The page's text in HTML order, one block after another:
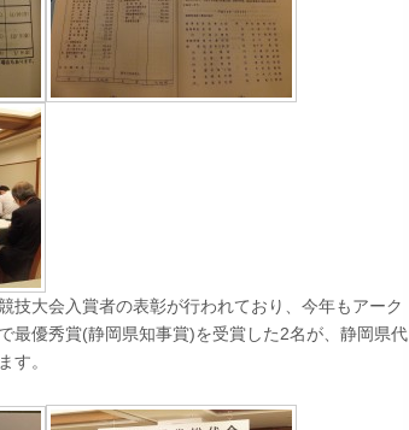
技大会入賞者の表彰が行われており、今年もアーク
最優秀賞(静岡県知事賞)を受賞した2名が、静岡県代
す。